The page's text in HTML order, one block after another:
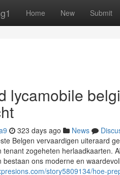
Home New Submit
lycamobile
323 days ago News
Belgen vervaardigen uiteraard
tenant zogeheten herlaadkaarten.
bestaan ons moderne en
story5809134/hoe-